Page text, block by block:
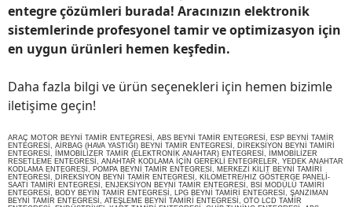
entegre çözümleri burada! Aracınızın elektronik
sistemlerinde profesyonel tamir ve optimizasyon için
en uygun ürünleri hemen keşfedin.
Daha fazla bilgi ve ürün seçenekleri için hemen bizimle
iletişime geçin!
ARAÇ MOTOR BEYNİ TAMİR ENTEGRESİ, ABS BEYNİ TAMİR ENTEGRESİ, ESP BEYNİ TAMİR
ENTEGRESİ, AİRBAG (HAVA YASTIĞI) BEYNİ TAMİR ENTEGRESİ, DİREKSİYON BEYNİ TAMİRİ
ENTEGRESİ, İMMOBİLİZER TAMİR (ELEKTRONİK ANAHTAR) ENTEGRESİ, İMMOBİLİZER
RESETLEME ENTEGRESİ, ANAHTAR KODLAMA İÇİN GEREKLİ ENTEGRELER, YEDEK ANAHTAR
KODLAMA ENTEGRESİ, POMPA BEYNİ TAMİR ENTEGRESİ, MERKEZİ KİLİT BEYNİ TAMİRİ
ENTEGRESİ, DİREKSİYON BEYNİ TAMİR ENTEGRESİ, KİLOMETRE/HIZ GÖSTERGE PANELİ-
SAATİ TAMİRİ ENTEGRESİ, ENJEKSİYON BEYNİ TAMİR ENTEGRESİ, BSİ MODÜLÜ TAMİRİ
ENTEGRESİ, BODY BEYİN TAMİR ENTEGRESİ, LPG BEYNİ TAMİRİ ENTEGRESİ, ŞANZIMAN
BEYNİ TAMİR ENTEGRESİ, ATEŞLEME BEYNİ TAMİRİ ENTEGRESİ, OTO LCD TAMİR